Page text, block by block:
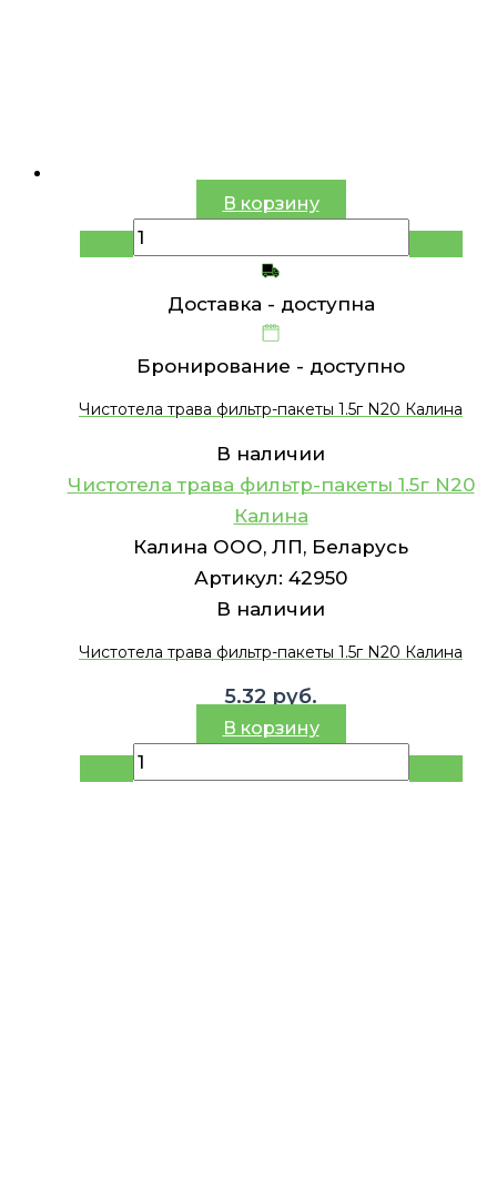
В корзину
Доставка - доступна
Бронирование - доступно
Чистотела трава фильтр-пакеты 1.5г N20 Калина
В наличии
Чистотела трава фильтр-пакеты 1.5г N20
Калина
Калина ООО, ЛП, Беларусь
Артикул: 42950
В наличии
Чистотела трава фильтр-пакеты 1.5г N20 Калина
5.32 руб.
В корзину